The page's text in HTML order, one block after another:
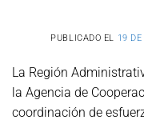
PUBLICADO EL 19
La Región
la Agencia de
coordinación de